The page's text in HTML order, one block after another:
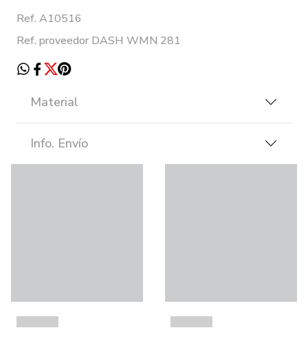
Ref. A10516
Ref. proveedor DASH WMN 281
Material
Info. Envío